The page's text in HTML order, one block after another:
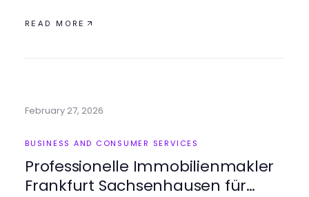
READ MORE
February 27, 2026
BUSINESS AND CONSUMER SERVICES
Professionelle Immobilienmakler
Frankfurt Sachsenhausen für